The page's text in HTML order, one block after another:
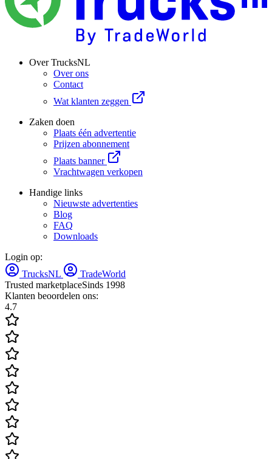
Over TrucksNL
Over ons
Contact
Wat klanten zeggen
Zaken doen
Plaats één advertentie
Prijzen abonnement
Plaats banner
Vrachtwagen verkopen
Handige links
Nieuwste advertenties
Blog
FAQ
Downloads
Login op:
TrucksNL
TradeWorld
Trusted marketplaceSinds 1998
Klanten beoordelen ons:
4.7